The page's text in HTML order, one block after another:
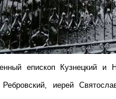
епископ Кузнецкий и
иерей